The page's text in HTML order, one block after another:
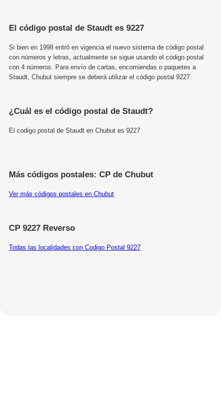
El código postal de Staudt es 9227
Si bien en 1998 entró en vigencia el nuevo sistema de código postal
con números y letras, actualmente se sigue usando el código postal
con 4 números. Para envío de cartas, encomiendas o paquetes a
Staudt, Chubut siempre se deberá utilizar el código postal 9227.
¿Cuál es el código postal de Staudt?
El codigo postal de Staudt en Chubut es 9227
Más códigos postales: CP de Chubut
Ver más códigos postales en Chubut
CP 9227 Reverso
Todas las localidades con Codigo Postal 9227